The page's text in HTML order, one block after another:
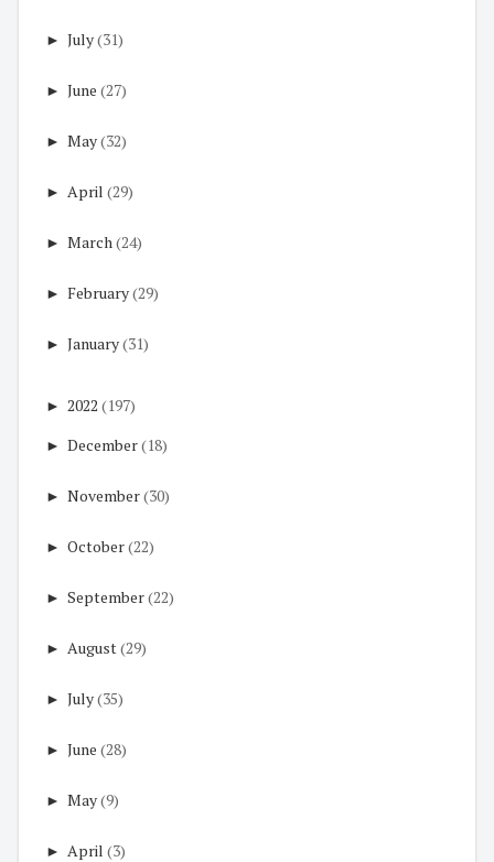
► July(31)
► June (27)
► May(32)
► April (29)
► March (24)
► February(29)
► January(31)
► 2022 (197)
► December(18)
► November(30)
► October(22)
► September(22)
► August(29)
► July(35)
► June (28)
► May(9)
► April (3)